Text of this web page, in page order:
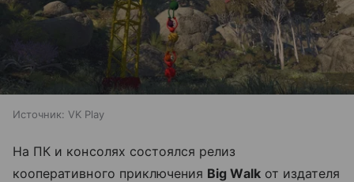
Источник: VK Play
На ПК и консолях состоялся релиз
кооперативного приключения Big Walkот издателя